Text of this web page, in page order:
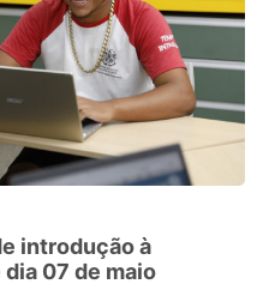
introdução à
07 de maio